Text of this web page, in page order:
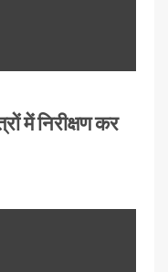
में निरीक्षण कर